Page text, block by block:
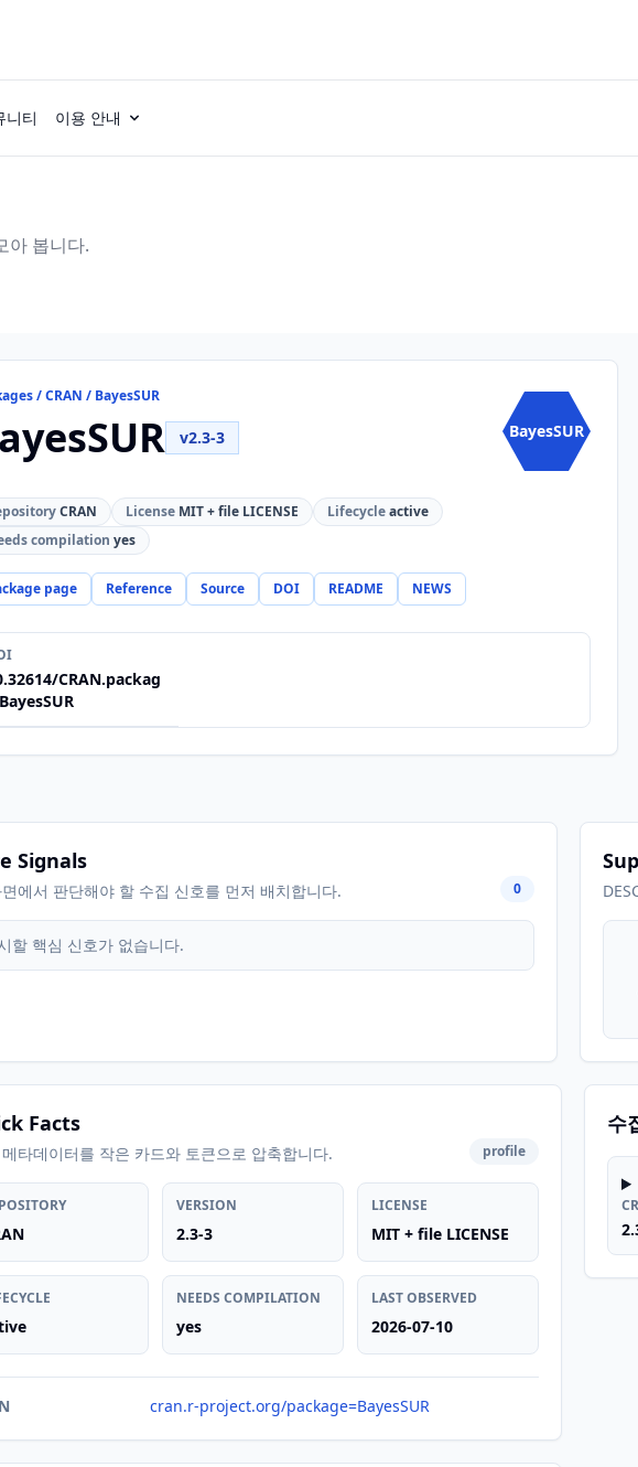
니티 이용 안내
아 봅니다.
/ CRAN / BayesSUR
v2.3-3 BayesSUR
CRAN License MIT + file LICENSE Lifecycleactive
compilation yes
page Reference Source DOI README NEWS
CRAN.packag
Signals
에서 판단해야 할 수집 신호를 먼저 배치합니다. 0
할 핵심 신호가 없습니다.
Facts
타데이터를 작은 카드와 토큰으로 압축합니다. profile
VERSION
2.3-3
LICENSE
MIT + file LICENSE
NEEDS COMPILATION
yes
LAST OBSERVED
2026-07-10
cran.r-project.org/package=BayesSUR
수